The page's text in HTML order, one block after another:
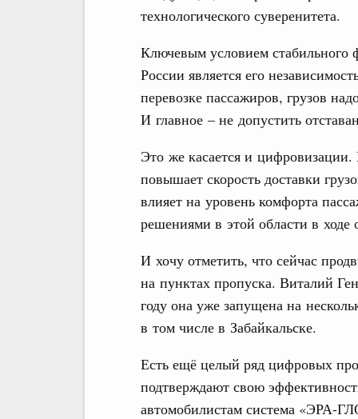
технологического суверенитета.
Ключевым условием стабильного
России является его
перевозке пассажиров, грузов
И главное – не допустить
Это же касается и
повышает скорость доставки
влияет на уровень комфорта
решениями в этой области в ходе
И хочу отметить, что сейчас
на пунктах пропуска. Виталий
году она уже запущена на
в том числе в Забайкальске.
Есть ещё целый ряд цифровых
подтверждают свою
автомобилистам система «ЭРА-